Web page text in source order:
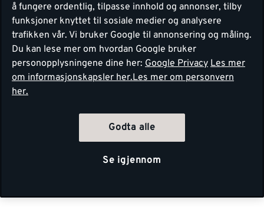
å fungere ordentlig, tilpasse innhold og annonser, tilby
funksjoner knyttet til sosiale medier og analysere
trafikken vår. Vi bruker Google til annonsering og måling.
Du kan lese mer om hvordan Google bruker
personopplysningene dine her: Google Privacy Les mer
om informasjonskapsler her.Les mer om personvern
her.
Godta alle
Se igjennom